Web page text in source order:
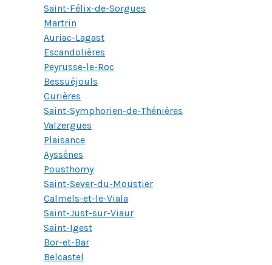
Saint-Félix-de-Sorgues
Martrin
Auriac-Lagast
Escandolières
Peyrusse-le-Roc
Bessuéjouls
Curières
Saint-Symphorien-de-Thénières
Valzergues
Plaisance
Ayssènes
Pousthomy
Saint-Sever-du-Moustier
Calmels-et-le-Viala
Saint-Just-sur-Viaur
Saint-Igest
Bor-et-Bar
Belcastel